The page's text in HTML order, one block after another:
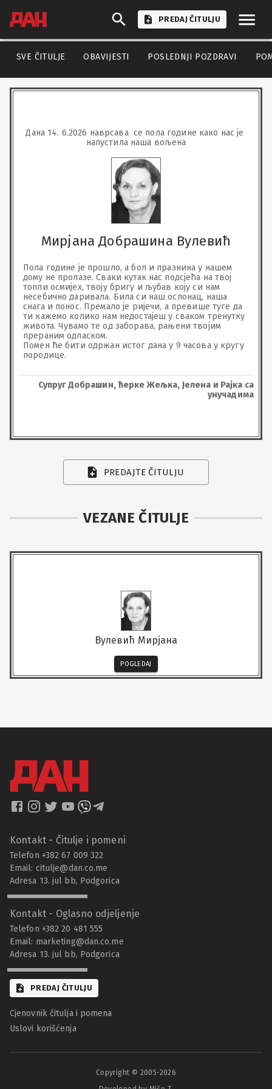
PREDAJ ČITULJU
SVE ČITULJE OBAVIJESTI POSLEDNJI POZDRAVI
Дана 14. 6.2026 наврсава  се пола године како нас је
напустила наша вољена
Мирјана Добрашина Вулевић
Пола године је прошло, а бол и празнина у нашем
дому не пролазе. Сваки кутак нас подсјећа на твој
топли осмијех, твоју бригу и љубав коју си нам
несебично даривала. Била си наш ослонац, наша
снага и понос. Премало је ријечи, а превише туге да
ти кажемо колико нам недостајеш у сваком тренутку
живота. Чувамо те од заборава, рањени твојим
прераним одласком.
Помен ће бити одржан истог дана у 9 часова у кругу
породице.
Супруг Добрашин, ћерке Жељка, Јелена и Рајка са
унучадима
PREDAJTE ČITULJU
VEZANE ČITULJE
Вулевић Мирјана
POGLEDAJ
Kontakt - Čitulje i pomeni
Telefon +382 67 009 322
Email: citulje@dan.co.me
Adresa 13. jul bb, Podgorica
Kontakt - Oglasno odjeljenje
Telefon +382 20 481 555
Email: marketing@dan.co.me
Adresa 13. jul bb, Podgorica
PREDAJ ČITULJU
Cjenovnik čitulja i pomena
Uslovi korišćenja
Copyright © 2005-2026